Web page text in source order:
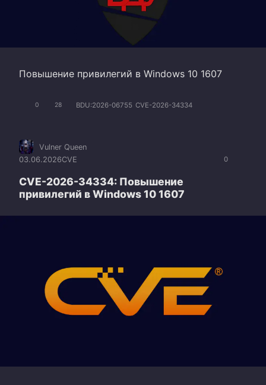
Повышение привилегий в Windows 10 1607
0 28 BDU:2026-06755 CVE-2026-34334
0
Vulner Queen
03.06.2026CVE
CVE-2026-34334: Повышение
привилегий в Windows 10 1607